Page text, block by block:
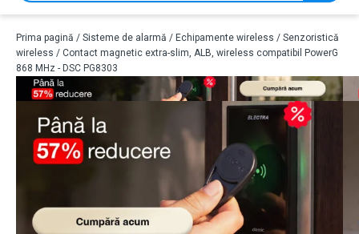
Prima pagină / Sisteme de alarmă / Echipamente wireless / Senzoristică
wireless / Contact magnetic extra-slim, ALB, wireless compatibil PowerG
868 MHz - DSC PG8303